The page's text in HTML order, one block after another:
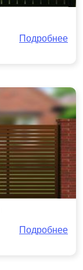
Подробнее
Подробнее